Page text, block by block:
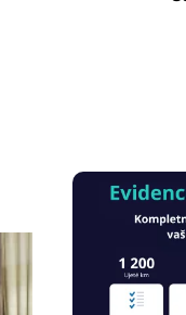
Obrázek